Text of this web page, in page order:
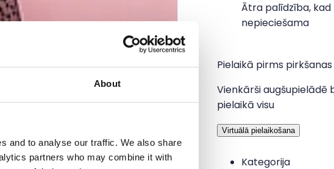
About
and to analyse our traffic. We also share
partners who may combine it with
Ātra palīdzība,
nepieciešama
Pielaikā pirms pirkšanas
Vienkārši augšupielādē
pielaikā visu
Virtuālā pielaikošana
Kategorija